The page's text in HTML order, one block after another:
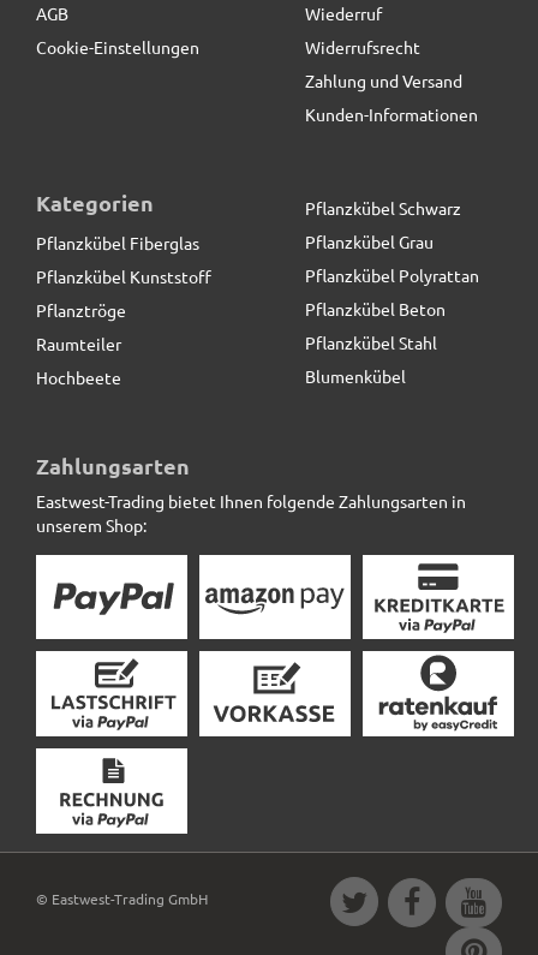
29,50 € *
AGB
Cookie-Einstellungen
Wiederruf
Widerrufsrecht
Zahlung und Versand
Kunden-Informationen
Kategorien
Pflanzkübel Fiberglas
Pflanzkübel Kunststoff
Pflanztröge
Raumteiler
Hochbeete
Pflanzkübel Schwarz
Pflanzkübel Grau
Pflanzkübel Polyrattan
Pflanzkübel Beton
Pflanzkübel Stahl
Blumenkübel
Zahlungsarten
Eastwest-Trading bietet Ihnen folgende Zahlungsarten in
unserem Shop:
© Eastwest-Trading GmbH